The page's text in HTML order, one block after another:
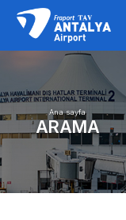
Ana sayfa
ARAMA